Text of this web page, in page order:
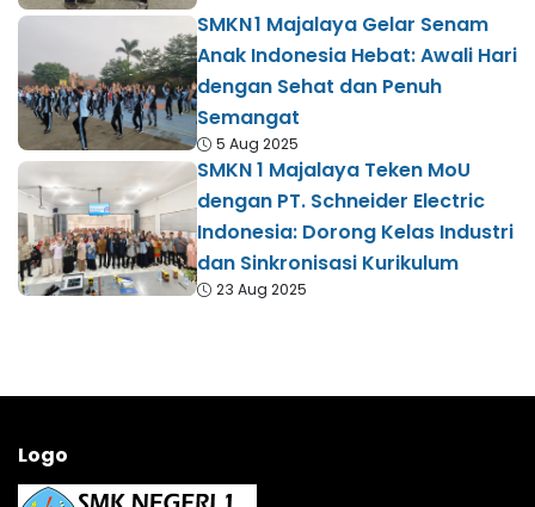
SMKN 1 Majalaya Gelar Senam
Anak Indonesia Hebat: Awali Hari
dengan Sehat dan Penuh
Semangat
5 Aug 2025
SMKN 1 Majalaya Teken MoU
dengan PT. Schneider Electric
Indonesia: Dorong Kelas Industri
dan Sinkronisasi Kurikulum
23 Aug 2025
Logo